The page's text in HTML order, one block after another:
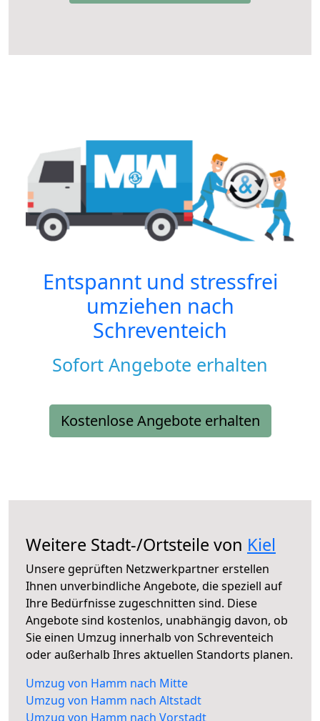
Entspannt und stressfrei
umziehen nach
Schreventeich
Sofort Angebote erhalten
Kostenlose Angebote erhalten
Weitere Stadt-/Ortsteile von Kiel
Unsere geprüften Netzwerkpartner erstellen
Ihnen unverbindliche Angebote, die speziell auf
Ihre Bedürfnisse zugeschnitten sind. Diese
Angebote sind kostenlos, unabhängig davon, ob
Sie einen Umzug innerhalb von Schreventeich
oder außerhalb Ihres aktuellen Standorts planen.
Umzug von Hamm nach Mitte
Umzug von Hamm nach Altstadt
Umzug von Hamm nach Vorstadt